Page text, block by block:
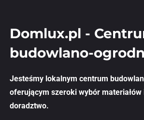
Domlux.pl -
budowlano-
Jesteśmy lokalnym centrum
oferującym szeroki wybór
doradztwo.